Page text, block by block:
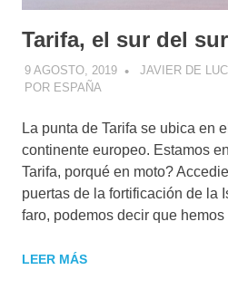
Tarifa, el sur del
9 AGOSTO, 2019 JAVIER DE
POR ESPAÑA
La punta de Tarifa se ubica en
continente europeo. Estamos
Tarifa, porqué en moto?
puertas de la fortificación de la
faro, podemos decir que
LEER MÁS